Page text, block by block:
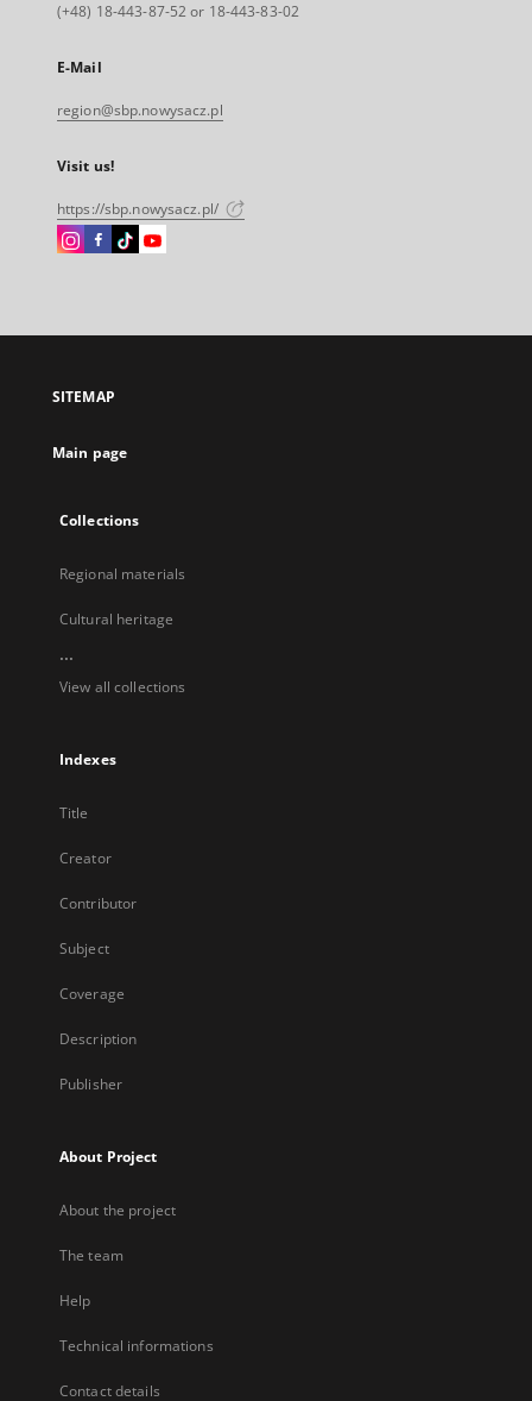
(+48) 18-443-87-52 or 18-443-83-02
E-Mail
region@sbp.nowysacz.pl
Visit us!
https://sbp.nowysacz.pl/
Instagram
open
new
Facebook
open
new
Instagram
open
new
Instagram
open
SITEMAP
Main page
Collections
Regional materials
Cultural heritage
...
View all collections
Indexes
Title
Creator
Contributor
Subject
Coverage
Description
Publisher
About Project
About the project
The team
Help
Technical informations
Contact details